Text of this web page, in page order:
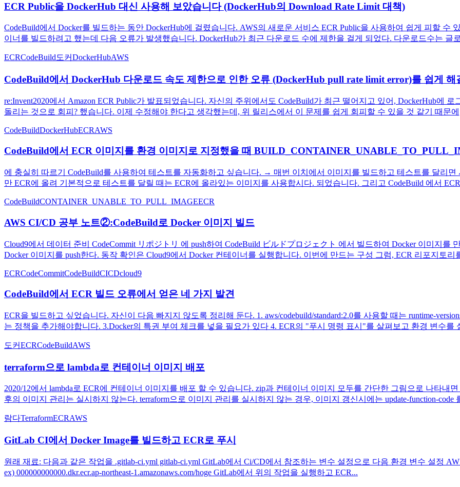
ECR Public을 DockerHub 대신 사용해 보았습니다 (DockerHub의 Download Rate Limit 대책)
CodeBuild에서 Docker를 빌드하는 동안 DockerHub에 걸렸습니다. AWS의 새로운 서비스 ECR Public을 사용하여 쉽게 피할 수
이너를 빌드하려고 했는데 다음 오류가 발생했습니다. DockerHub가 최근 다운로드 수에 제한을 걸게 되었다. 다운로드수는 글
ECRCodeBuild도커DockerHubAWS
CodeBuild에서 DockerHub 다운로드 속도 제한으로 인한 오류 (DockerHub pull rate limit error)를 쉽게
re:Invent2020에서 Amazon ECR Public가 발표되었습니다. 자신의 주위에서도 CodeBuild가 최근 떨어지고 있어, DockerHub에
돌리는 것으로 회피? 했습니다. 이제 수정해야 한다고 생각했는데, 위 릴리스에서 이 문제를 쉽게 회피할 수 있을 것 같기 때문
CodeBuildDockerHubECRAWS
CodeBuild에서 ECR 이미지를 환경 이미지로 지정했을 때
에 충실히 따르기 CodeBuild를 사용하여 테스트를 자동화하고 싶습니다. → 매번 이치에서 이미지를 빌드하고 테스트를 달리
만 ECR에 올려 기본적으로 테스트를 달릴 때는 ECR에 올라있는 이미지를 사용합시다. 되었습니다. 그리고 CodeBuild 에서
CodeBuildCONTAINER_UNABLE_TO_PULL_IMAGEECR
AWS CI/CD 공부 노트②:CodeBuild로 Docker 이미지 빌드
Cloud9에서 데이터 준비 CodeCommit リポジトリ 에 push하여 CodeBuild ビルドプロジェクト 에서 빌드하여 Docker 이미지를
Docker 이미지를 push한다. 동작 확인은 Cloud9에서 Docker 컨테이너를 실행합니다. 이번에 만드는 구성 그럼, ECR 리포지토리
ECRCodeCommitCodeBuildCICDcloud9
CodeBuild에서 ECR 빌드 오류에서 얻은 네 가지 발견
ECR을 빌드하고 싶었습니다. 자신이 다음 빠지지 않도록 정리해 둔다. 1. aws/codebuild/standard:2.0를 사용할 때는 runtime-
는 정책을 추가해야합니다. 3.Docker의 특권 부여 체크를 넣을 필요가 있다 4. ECR의 "푸시 명령 표시"를 살펴보고 환경 변수를
도커ECRCodeBuildAWS
terraform으로 lambda로 컨테이너 이미지 배포
2020/12에서 lambda로 ECR에 컨테이너 이미지를 배포 할 수 있습니다. zip과 컨테이너 이미지 모두를 간단한 그림으로 나타내
후의 이미지 관리는 실시하지 않는다. terraform으로 이미지 관리를 실시하지 않는 경우, 이미지 갱신시에는 update-function-code
람다TerraformECRAWS
GitLab CI에서 Docker Image를 빌드하고 ECR로 푸시
원래 재료: 다음과 같은 작업을 .gitlab-ci.yml gitlab-ci.yml GitLab에서 Ci/CD에서 참조하는 변수 설정으로 다음 환경 변수 설정
ex) 000000000000.dkr.ecr.ap-northeast-1.amazonaws.com/hoge GitLab에서 위의 작업을 실행하고 ECR...